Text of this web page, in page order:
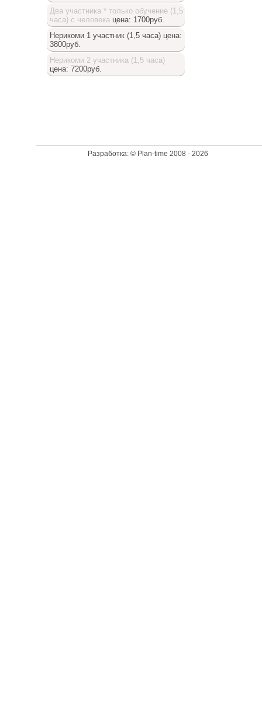
Два участника * только обучение (1,5
часа) с человекацена: 1700руб.
Нерикоми 1 участник (1,5 часа)цена:
3800руб.
Нерикоми 2 участника (1,5 часа)
цена: 7200руб.
Разработка: © Plan-time 2008 - 2026